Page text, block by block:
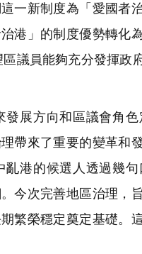
一新制度為「愛國者
港」的制度優勢轉化
議員能夠充分發揮政
展方向和區議會角
帶來了重要的變革
港的候選人透過幾
今次完善地區治理，
繁榮穩定奠定基礎。